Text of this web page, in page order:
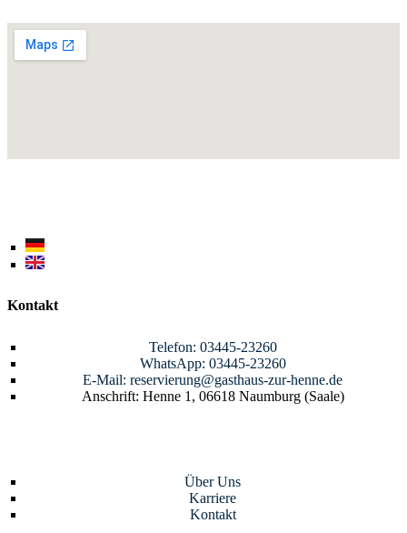
Kontakt
Telefon: 03445-23260
WhatsApp: 03445-23260
E-Mail: reservierung@gasthaus-zur-henne.de
Anschrift: Henne 1, 06618 Naumburg (Saale)
Über Uns
Karriere
Kontakt